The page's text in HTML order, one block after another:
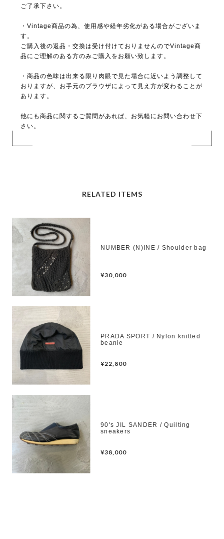
ご了承下さい。
・Vintage商品の為、使用感や経年劣化がある場合がございま
す。
ご購入後の返品・交換は受け付けておりませんのでVintage商
品にご理解のある方のみご購入をお願い致します。
・商品の色味は出来る限り肉眼で見た場合に近いよう調整して
おりますが、お手元のブラウザによって見え方が変わることが
あります。
他にも商品に関するご質問があれば、お気軽にお問い合わせ下
さい。
RELATED ITEMS
NUMBER (N)INE / Shoulder bag
¥30,000
PRADA SPORT / Nylon knitted
beanie
¥22,800
90's JIL SANDER / Quilting
sneakers
¥38,000